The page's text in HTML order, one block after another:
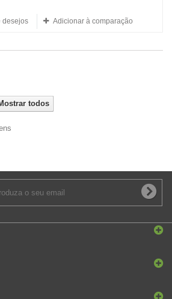
desejos Adicionar à comparação
todos